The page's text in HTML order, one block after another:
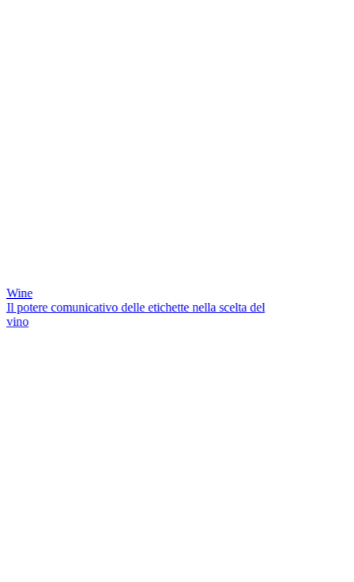
Wine
Il potere comunicativo delle etichette nella scelta del
vino